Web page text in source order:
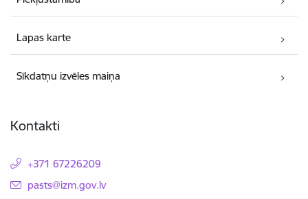
Lapas karte
Sīkdatņu izvēles maiņa
Kontakti
+371 67226209
E-pasts:
pasts@izm.gov.lv